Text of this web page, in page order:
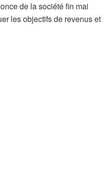
de la société fin mai
les objectifs de revenus et